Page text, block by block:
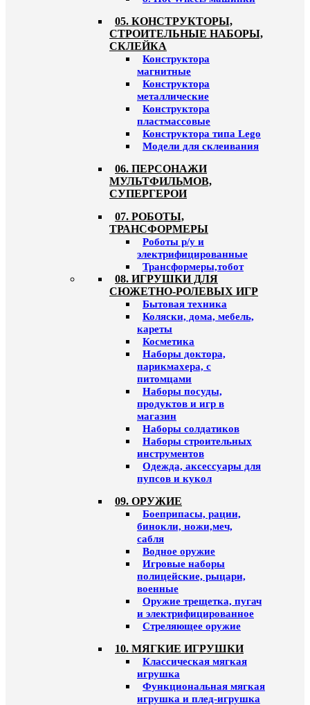
05. КОНСТРУКТОРЫ,
СТРОИТЕЛЬНЫЕ НАБОРЫ,
СКЛЕЙКА
Конструктора
магнитные
Конструктора
металлические
Конструктора
пластмассовые
Конструктора типа Lego
Модели для склеивания
06. ПЕРСОНАЖИ
МУЛЬТФИЛЬМОВ,
СУПЕРГЕРОИ
07. РОБОТЫ,
ТРАНСФОРМЕРЫ
Роботы р/у и
электрифицированные
Трансформеры,тобот
08. ИГРУШКИ ДЛЯ
СЮЖЕТНО-РОЛЕВЫХ ИГР
Бытовая техника
Коляски, дома, мебель,
кареты
Косметика
Наборы доктора,
парикмахера, с
питомцами
Наборы посуды,
продуктов и игр в
магазин
Наборы солдатиков
Наборы строительных
инструментов
Одежда, аксессуары для
пупсов и кукол
09. ОРУЖИЕ
Боеприпасы, рации,
бинокли, ножи,меч,
сабля
Водное оружие
Игровые наборы
полицейские, рыцари,
военные
Оружие трещетка, пугач
и электрифицированное
Стреляющее оружие
10. МЯГКИЕ ИГРУШКИ
Классическая мягкая
игрушка
Функциональная мягкая
игрушка и плед-игрушка